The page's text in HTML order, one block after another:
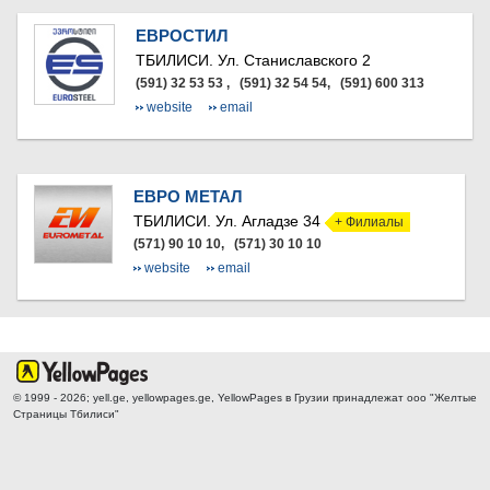
ХАШУРИ
ГРУЗИЯ
ЕВРОСТИЛ
ТБИЛИСИ. Ул. Станиславского 2
(591) 32 53 53 , (591) 32 54 54, (591) 600 313
website
email
ЕВРО МЕТАЛ
ТБИЛИСИ.Ул. Агладзе 34+ Филиалы
(571) 90 10 10, (571) 30 10 10
website
email
© 1999 - 2026; yell.ge, yellowpages.ge, YellowPages в Грузии принадлежат ооо "Желтые
Страницы Тбилиси"